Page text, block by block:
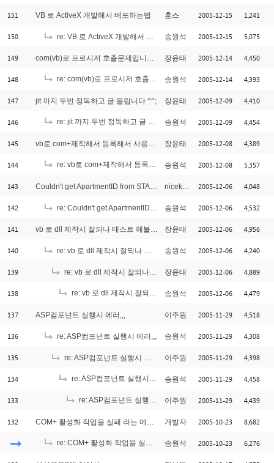
151 VB 로 ActiveX 개발해서 배포하는법 훈스 2005-12-15 1,241
150 re: VB 로 ActiveX 개발해서 배포하는법 송원석 2005-12-15 5,075
149 com(vb)로 프로시저 호출문제입니다. 파라미터 전달 장윤태 2005-12-14 4,450
148 re: com(vb)로 프로시저 호출문제입니다. 파라미터 전달 송원석 2005-12-14 4,393
147 jit 까지 두번 정독하고 글 올립니다 ^^; 장윤태 2005-12-09 4,410
146 re: jit 까지 두번 정독하고 글 올립니다 ^^; 송원석 2005-12-09 4,454
145 vb로 com+제작해서 등록해서 사용합니다. 그런데; 장윤태 2005-12-08 4,389
144 re: vb로 com+제작해서 등록해서 사용합니다. 그런데; [2]
송원석 2005-12-08 5,357
143 Couldn't get ApartmentID from STAPool 메시지 nicekang 2005-12-06 4,048
142 re: Couldn't get ApartmentID from STAPool 메시지 송원석 2005-12-06 4,532
141 vb 로 dll 제작시 잘되나 테스트 해볼려고 하는데 안되내요;; 장윤태 2005-12-06 4,956
140 re: vb 로 dll 제작시 잘되나 테스트 해볼려고 하는데 안되내요;; 송원석 2005-12-06 4,240
139 re: vb 로 dll 제작시 잘되나 테스트 해볼려고 하는데 안되내요;; 장윤태 2005-12-06 4,889
138 re: vb 로 dll 제작시 잘되나 테스트 해볼려고 하는데 안되내요;; 송원석 2005-12-06 4,479
137 ASP컴포넌트 실행시 에러,,, 이주원 2005-11-29 4,518
136 re: ASP컴포넌트 실행시 에러,,, 송원석 2005-11-29 4,308
135 re: ASP컴포넌트 실행시 에러,,, 이주원 2005-11-29 4,398
134 re: ASP컴포넌트 실행시 에러,,, [1]
송원석 2005-11-29 4,458
133 re: ASP컴포넌트 실행시 에러,,, [3]
이주원 2005-11-29 4,439
132 COM+ 활성화 작업을 실패 라는 메세지.. 개발자 2005-10-23 8,682
re: COM+ 활성화 작업을 실패 라는 메세지.. [2]
송원석 2005-10-23 6,276